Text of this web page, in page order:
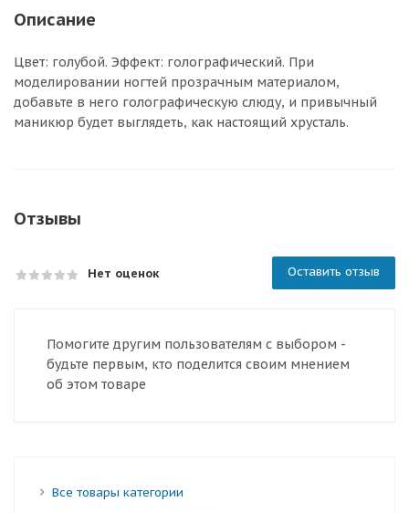
Описание
Цвет: голубой. Эффект: голографический. При
моделировании ногтей прозрачным материалом,
добавьте в него голографическую слюду, и привычный
маникюр будет выглядеть, как настоящий хрусталь.
Отзывы
Нет оценок Оставить отзыв
Помогите другим пользователям с выбором -
будьте первым, кто поделится своим мнением
об этом товаре
Все товары категории